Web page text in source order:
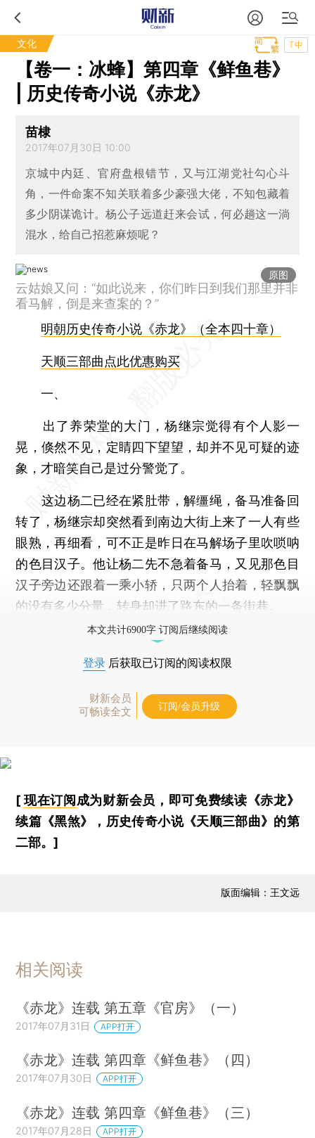
文化 T中
【卷一：冰蜂】第四章《鲜鱼巷》
| 历史传奇小说《赤龙》
苗棣
2017年07月30日 10:00
京城中内廷、官府盘根错节，又与江湖党社勾心斗
角，一件命案不知关联着多少豪强大佬，不知包藏着
多少阴谋诡计。杨公子远道赶来会试，何必趟这一淌
混水，给自己招惹麻烦呢？
原图
云姑娘又问：“如此说来，你们昨日到我们那里并非
看马解，倒是来查案的？”
明朝历史传奇小说《赤龙》（全本四十章）
天顺三部曲点此优惠购买
一、
出了养荣堂的大门，杨继宗觉得有个人影一
晃，倏然不见，定睛四下望望，却并不见可疑的迹
象，才暗笑自己是过分警觉了。
这边杨二已经在紧肚带，解缰绳，备马准备回
转了，杨继宗却突然看到南边大街上来了一人有些
眼熟，再细看，可不正是昨日在马解场子里吹唢呐
的色目汉子。他让杨二先不急着备马，又见那色目
汉子旁边还跟着一乘小轿，只两个人抬着，轻飘飘
的没有多少分量，转身却进了路东的一条街巷。
本文共计6900字 订阅后继续阅读
登录 后获取已订阅的阅读权限
财新会员
可畅读全文
订阅/会员升级
[现在订阅 成为财新会员，即可免费续读《赤龙》
续篇《黑煞》，历史传奇小说《天顺三部曲》的第
二部。]
版面编辑：王文远
相关阅读
《赤龙》连载 第五章《官房》（一）
2017年07月31日 APP打开
《赤龙》连载 第四章《鲜鱼巷》（四）
2017年07月30日 APP打开
《赤龙》连载 第四章《鲜鱼巷》（三）
2017年07月28日 APP打开